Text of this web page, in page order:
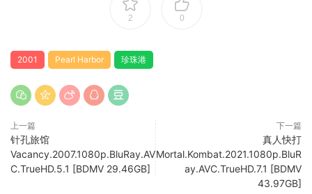
2 0
2001 Pearl Harbor 珍珠港
上一篇
针孔旅馆
Vacancy.2007.1080p.BluRay.AV
C.TrueHD.5.1 [BDMV 29.46GB]
下一篇
真人快打
Mortal.Kombat.2021.1080p.BluR
ay.AVC.TrueHD.7.1 [BDMV
43.97GB]